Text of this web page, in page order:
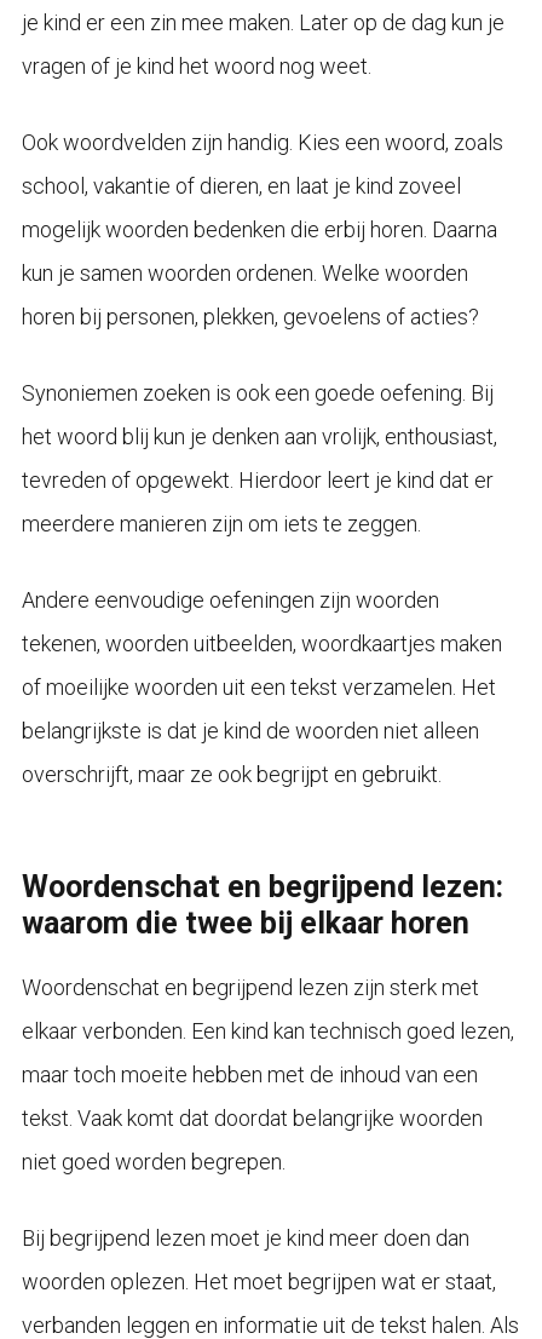
je kind er een zin mee maken. Later op de dag kun je
vragen of je kind het woord nog weet.
Ook woordvelden zijn handig. Kies een woord, zoals
school, vakantie of dieren, en laat je kind zoveel
mogelijk woorden bedenken die erbij horen. Daarna
kun je samen woorden ordenen. Welke woorden
horen bij personen, plekken, gevoelens of acties?
Synoniemen zoeken is ook een goede oefening. Bij
het woord blij kun je denken aan vrolijk, enthousiast,
tevreden of opgewekt. Hierdoor leert je kind dat er
meerdere manieren zijn om iets te zeggen.
Andere eenvoudige oefeningen zijn woorden
tekenen, woorden uitbeelden, woordkaartjes maken
of moeilijke woorden uit een tekst verzamelen. Het
belangrijkste is dat je kind de woorden niet alleen
overschrijft, maar ze ook begrijpt en gebruikt.
Woordenschat en begrijpend lezen:
waarom die twee bij elkaar horen
Woordenschat en begrijpend lezen zijn sterk met
elkaar verbonden. Een kind kan technisch goed lezen,
maar toch moeite hebben met de inhoud van een
tekst. Vaak komt dat doordat belangrijke woorden
niet goed worden begrepen.
Bij begrijpend lezen moet je kind meer doen dan
woorden oplezen. Het moet begrijpen wat er staat,
verbanden leggen en informatie uit de tekst halen. Als